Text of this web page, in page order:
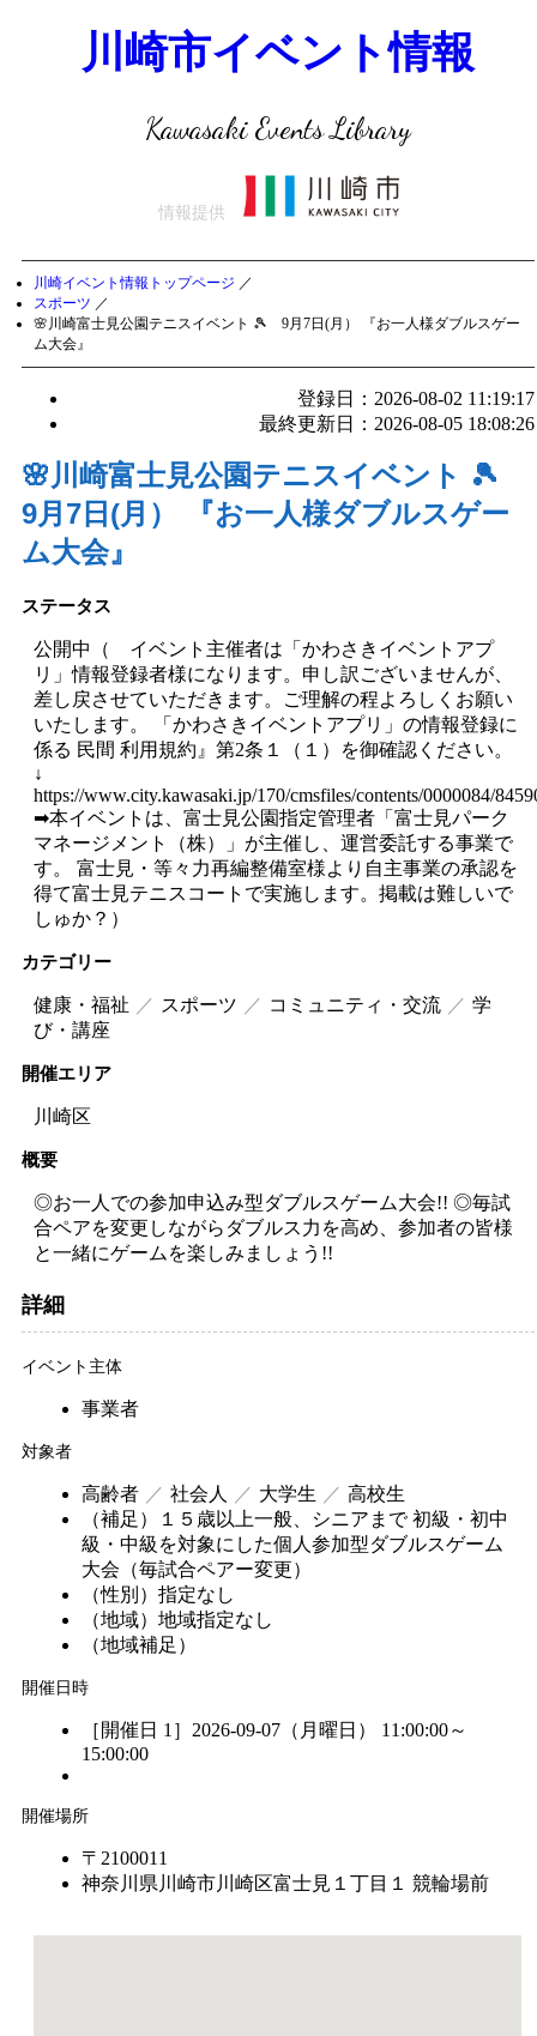
川崎市イベント情報
Kawasaki Events Library
情報提供
川崎イベント情報トップページ ／
スポーツ ／
🌸川崎富士見公園テニスイベント 🎾 9月7日(月） 『お一人様ダブルスゲー
ム大会』
登録日：2026-08-02 11:19:17
最終更新日：2026-08-05 18:08:26
🌸川崎富士見公園テニスイベント 🎾
9月7日(月） 『お一人様ダブルスゲー
ム大会』
ステータス
公開中（ イベント主催者は「かわさきイベントアプ
リ」情報登録者様になります。申し訳ございませんが、
差し戻させていただきます。ご理解の程よろしくお願い
いたします。 「かわさきイベントアプリ」の情報登録に
係る 民間 利用規約』第2条１（１）を御確認ください。
↓
https://www.city.kawasaki.jp/170/cmsfiles/contents/0000084/
➡本イベントは、富士見公園指定管理者「富士見パーク
マネージメント（株）」が主催し、運営委託する事業で
す。 富士見・等々力再編整備室様より自主事業の承認を
得て富士見テニスコートで実施します。掲載は難しいで
しゅか？）
カテゴリー
健康・福祉 スポーツ コミュニティ・交流
学
び・講座
開催エリア
川崎区
概要
◎お一人での参加申込み型ダブルスゲーム大会!! ◎毎試
合ペアを変更しながらダブルス力を高め、参加者の皆様
と一緒にゲームを楽しみましょう!!
詳細
イベント主体
事業者
対象者
高齢者 社会人 大学生
高校生
（補足）
１５歳以上一般、シニアまで 初級・初中
級・中級を対象にした個人参加型ダブルスゲーム
大会（毎試合ペアー変更）
（性別） 指定なし
（地域） 地域指定なし
（地域補足）
開催日時
［開催日 1］2026-09-07（月曜日） 11:00:00～
15:00:00
開催場所
〒2100011
神奈川県川崎市川崎区富士見１丁目１ 競輪場前